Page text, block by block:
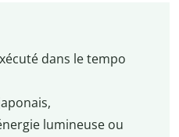
dans le tempo
lumineuse ou